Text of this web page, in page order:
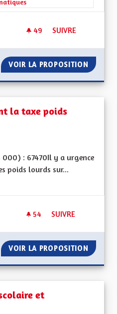
49 49 ABONNÉS
SUIVRE
VOIR LA PROPOSITION
la taxe poids
000) : 67470Il y a urgence
poids lourds sur...
: Autres
54 54 ABONNÉS
SUIVRE
VOIR LA PROPOSITION
et